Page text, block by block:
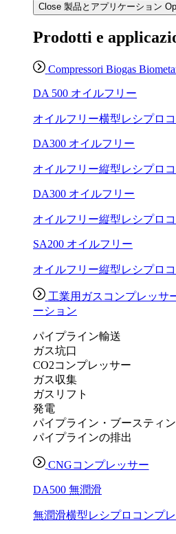
Close 製品とアプリケーション
Prodotti e
Compressori Biogas
DA 500 オイルフリー
オイルフリー横型レシプロ
DA300 オイルフリー
オイルフリー縦型レシプロ
DA300 オイルフリー
オイルフリー縦型レシプロ
SA200 オイルフリー
オイルフリー縦型レシプロ
工業用ガスコンプレッサ
ーション
パイプライン輸送
ガス坑口
CO2コンプレッサー
ガス収集
ガスリフト
発電
パイプライン・ブースティ
パイプラインの排出
CNGコンプレッサー
DA500 無潤滑
無潤滑横型レシプロコンプ